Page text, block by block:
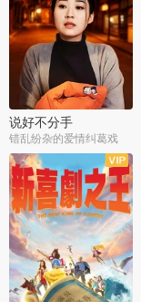
说好不分手
错乱纷杂的爱情纠葛戏